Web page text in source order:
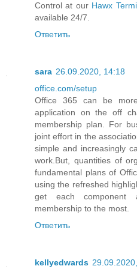
Control at our Hawx
available 24/7.
Ответить
sara 26.09.2020, 14:18
office.com/setup
Office 365 can be
application on the off
membership plan. For
joint effort in the
simple and increasingly
work.But, quantities of
fundamental plans of
using the refreshed
get each component
membership to the most.
Ответить
kellyedwards